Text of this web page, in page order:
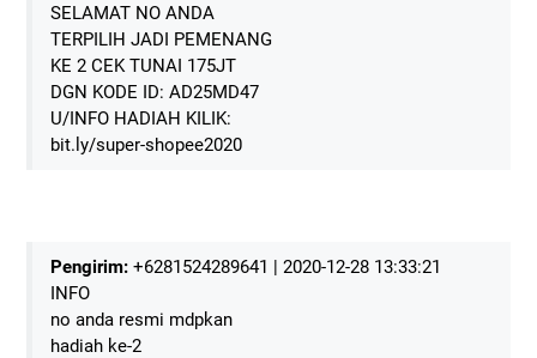
SELAMAT NO ANDA
TERPILIH JADI PEMENANG
KE 2 CEK TUNAI 175JT
DGN KODE ID: AD25MD47
U/INFO HADIAH KILIK:
bit.ly/super-shopee2020
Pengirim: +6281524289641 | 2020-12-28 13:33:21
INFO
no anda resmi mdpkan
hadiah ke-2